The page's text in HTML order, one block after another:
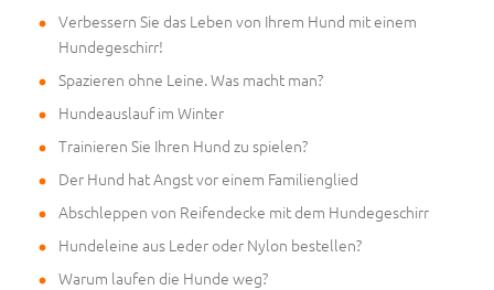
Verbessern Sie das Leben von Ihrem Hund mit einem
Hundegeschirr!
Spazieren ohne Leine. Was macht man?
Hundeauslauf im Winter
Trainieren Sie Ihren Hund zu spielen?
Der Hund hat Angst vor einem Familienglied
Abschleppen von Reifendecke mit dem Hundegeschirr
Hundeleine aus Leder oder Nylon bestellen?
Warum laufen die Hunde weg?